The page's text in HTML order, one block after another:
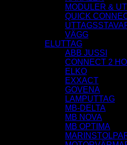
MODULER &
QUICK
VÄGG
ELUTTAG
ABB JUSSI
CONNECT 2
ELKO
EXXACT
GOVENA
LAMPUTTAG
MB-DELTA
MB NOVA
MB OPTIMA